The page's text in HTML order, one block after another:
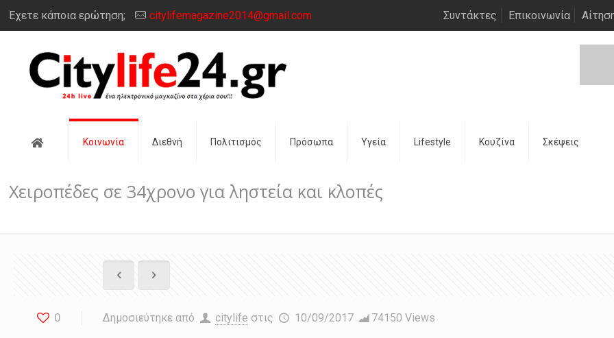
Έχετε κάποια ερώτηση; citylifemagazine2014@gmail.com Συντάκτες Επικοινωνία
Αρχική Κοινωνία Διεθνή Πολιτισμός Πρόσωπα Υγεία Lifestyle Κουζίνα Σκέψεις
Χειροπέδες σε 34χρονο για ληστεία και κλοπές
0 Δημοσιεύτηκε από citylife στις 10/09/2017 74150 Views